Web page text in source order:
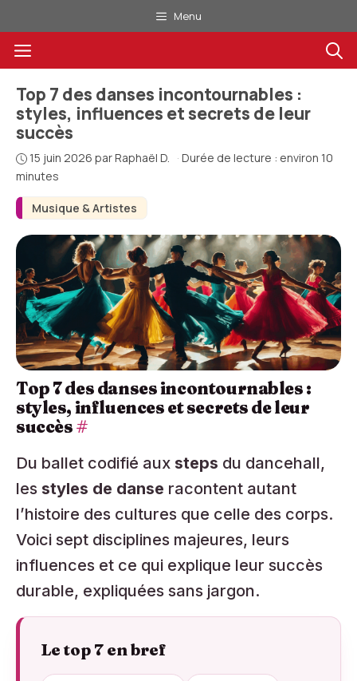
au
contenu
Menu
Menu
Musique & Artistes
Top 7 des danses incontournables :
styles, influences et secrets de leur
succès
15 juin 2026 parRaphaël D. · Durée de lecture : environ 10
minutes
Top 7 des danses incontournables :
styles, influences et secrets de leur
succès#
Du ballet codifié aux steps du dancehall,
les styles de danse racontent autant
l’histoire des cultures que celle des corps.
Voici sept disciplines majeures, leurs
influences et ce qui explique leur succès
durable, expliquées sans jargon.
Le top 7 en bref